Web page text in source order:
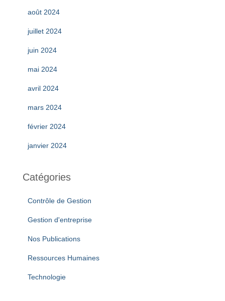
août 2024
juillet 2024
juin 2024
mai 2024
avril 2024
mars 2024
février 2024
janvier 2024
Catégories
Contrôle de Gestion
Gestion d'entreprise
Nos Publications
Ressources Humaines
Technologie